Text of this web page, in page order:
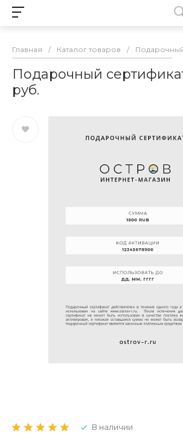
Главная / Каталог товаров /
Подарочный
руб.
В наличии